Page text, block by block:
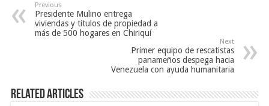
Previous
Presidente Mulino entrega
viviendas y títulos de propiedad a
más de 500 hogares en Chiriquí
Next
Primer equipo de rescatistas
panameños despega hacia
Venezuela con ayuda humanitaria
Related Articles